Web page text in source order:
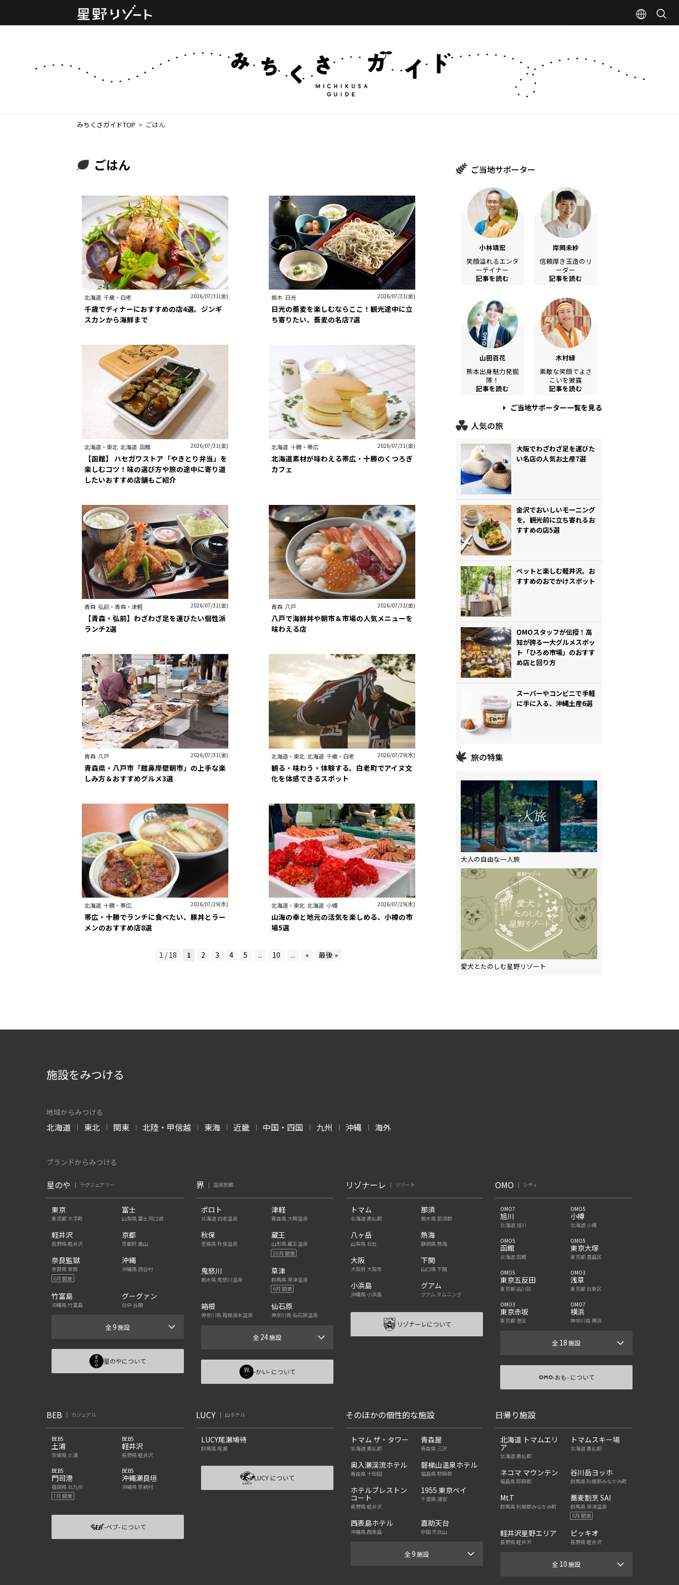
みちくさガイドTOP > ごはん
ごはん
北海道 千歳・白老 2026/07/31(金)
千歳でディナーにおすすめの店4選。ジンギ
スカンから海鮮まで
栃木 日光 2026/07/31(金)
日光の蕎麦を楽しむならここ！観光途中に立
ち寄りたい、蕎麦の名店7選
北海道・東北 北海道 函館 2026/07/31(金)
【函館】 ハセガワストア「やきとり弁当」を
楽しむコツ！味の選び方や旅の途中に寄り道
したいおすすめ店舗もご紹介
北海道 十勝・帯広 2026/07/31(金)
北海道素材が味わえる帯広・十勝のくつろぎ
カフェ
青森 弘前・青森・津軽 2026/07/31(金)
【青森・弘前】わざわざ足を運びたい個性派
ランチ2選
青森 八戸 2026/07/31(金)
八戸で海鮮丼や朝市＆市場の人気メニューを
味わえる店
青森 八戸 2026/07/31(金)
青森県・八戸市「館鼻岸壁朝市」の上手な楽
しみ方＆おすすめグルメ3選
北海道・東北 北海道 千歳・白老 2026/07/29(水)
観る・味わう・体験する。白老町でアイヌ文
化を体感できるスポット
北海道 十勝・帯広 2026/07/29(水)
帯広・十勝でランチに食べたい、豚丼とラー
メンのおすすめ店8選
北海道・東北 北海道 小樽 2026/07/29(水)
山海の幸と地元の活気を楽しめる、小樽の市
場5選
1 / 18 1 2 3 4 5 ... 10 ... » 最後 »
ご当地サポーター
小林靖宏
笑顔溢れるエンタ
ーテイナー
記事を読む
岸岡未紗
信頼厚き玉造のリ
ーダー
記事を読む
山田百花
熊本出身魅力発掘
隊！
記事を読む
木村緑
素敵な笑顔でよさ
こいを披露
記事を読む
ご当地サポーター一覧を見る
人気の旅
大阪でわざわざ足を運びた
い名店の人気お土産7選
金沢でおいしいモーニング
を。観光前に立ち寄れるお
すすめの店5選
ぺットと楽しむ軽井沢。お
すすめのおでかけスポット
OMOスタッフが伝授！高
知が誇る一大グルメスポッ
ト「ひろめ市場」のおすす
め店と回り方
スーパーやコンビニで手軽
に手に入る、沖縄土産6選
旅の特集
大人の自由な一人旅
愛犬とたのしむ星野リゾート
施設をみつける
地域からみつける
北海道 | 東北 | 関東 | 北陸・甲信越 | 東海 | 近畿 | 中国・四国 | 九州 | 沖縄 | 海外
ブランドからみつける
星のや ラグジュアリー
東京
東京都 大手町
富士
山梨県 富士河口湖
軽井沢
長野県 軽井沢
京都
京都府 嵐山
奈良監獄
奈良県 奈良
6月 開業
沖縄
沖縄県 読谷村
竹富島
沖縄県 竹富島
グーグァン
台中 谷關
全9施設
星のやについて
界 温泉旅館
ポロト
北海道 白老温泉
津軽
青森県 大鰐温泉
秋保
宮城県 秋保温泉
蔵王
山形県 蔵王温泉
10月 開業
鬼怒川
栃木県 鬼怒川温泉
草津
群馬県 草津温泉
6月 開業
箱根
神奈川県 箱根湯本温泉
仙石原
神奈川県 仙石原温泉
全 24施設
-かい- について
リゾナーレ リゾート
トマム
北海道 勇払郡
那須
栃木県 那須郡
八ヶ岳
山梨県 北杜
熱海
静岡県 熱海
大阪
大阪府 大阪市
下関
山口県 下関
小浜島
沖縄県 小浜島
グアム
グアム タムニング
リゾナーレについて
OMO シティ
OMO7
旭川
北海道 旭川
OMO5
小樽
北海道 小樽
OMO5
函館
北海道 函館
OMO5
東京大塚
東京都 豊島区
OMO5
東京五反田
東京都 品川区
OMO3
浅草
東京都 台東区
OMO3
東京赤坂
東京都 港区
OMO7
横浜
神奈川県 横浜
全 18施設
-おも- について
BEB カジュアル
BEB5
土浦
茨城県 土浦
BEB5
軽井沢
長野県 軽井沢
BEB5
門司港
福岡県 北九州
7月 開業
BEB5
沖縄瀬良垣
沖縄県 恩納村
-ベブ- について
LUCY 山ホテル
LUCY尾瀬鳩待
群馬県 尾瀬
LUCY について
そのほかの個性的な施設
トマム ザ・タワー
北海道 勇払郡
青森屋
青森県 三沢
奥入瀬渓流ホテル
青森県 十和田
磐梯山温泉ホテル
福島県 耶麻郡
ホテルブレストン
コート
長野県 軽井沢
1955 東京ベイ
千葉県 浦安
西表島ホテル
沖縄県 西表島
嘉助天台
中国 天台山
全9施設
日帰り施設
北海道 トマムエリ
ア
北海道 勇払郡
トマムスキー場
北海道 勇払郡
ネコマ マウンテン
福島県 耶麻郡
谷川岳ヨッホ
群馬県 利根郡みなかみ町
Mt.T
群馬県 利根郡みなかみ町
蕎麦割烹 SAI
群馬県 草津温泉
6月 開業
軽井沢星野エリア
長野県 軽井沢
ピッキオ
長野県 軽井沢
全 10施設